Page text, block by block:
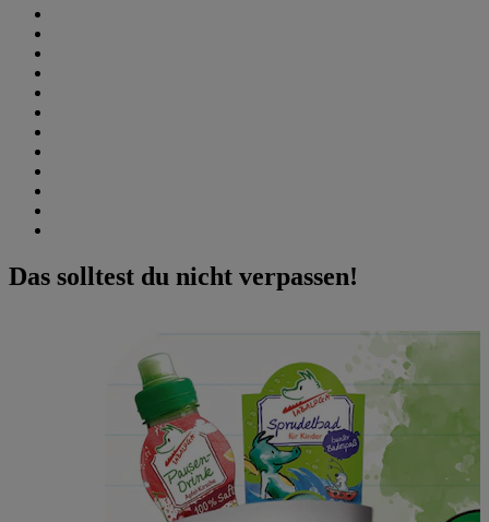
Das solltest du nicht verpassen!